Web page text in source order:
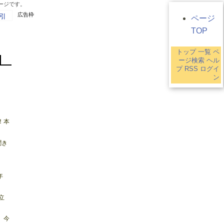
です。
本
今
広告枠
ページ
TOP
トップ 一覧 ペ
ージ検索 ヘル
プ RSS ログイ
ン